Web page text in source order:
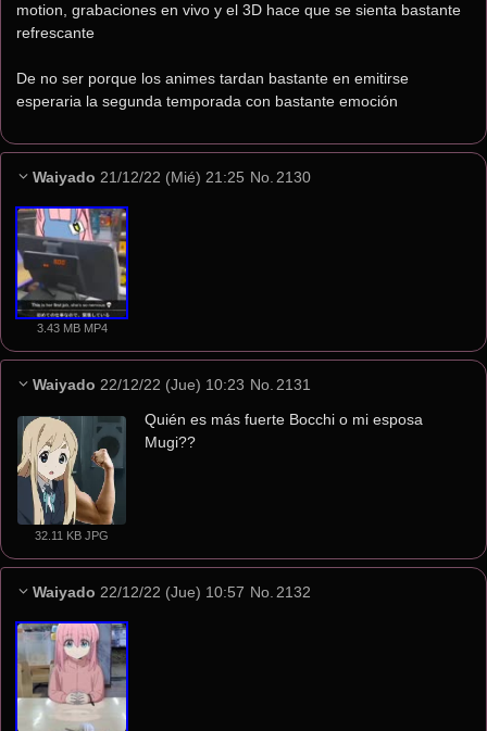
motion, grabaciones en vivo y el 3D hace que se sienta bastante
refrescante
De no ser porque los animes tardan bastante en emitirse
esperaria la segunda temporada con bastante emoción
Waiyado 21/12/22 (Mié) 21:25 No. 2130
3.43 MB MP4
Waiyado 22/12/22 (Jue) 10:23 No. 2131
32.11 KB JPG
Quién es más fuerte Bocchi o mi esposa
Mugi??
Waiyado 22/12/22 (Jue) 10:57 No. 2132